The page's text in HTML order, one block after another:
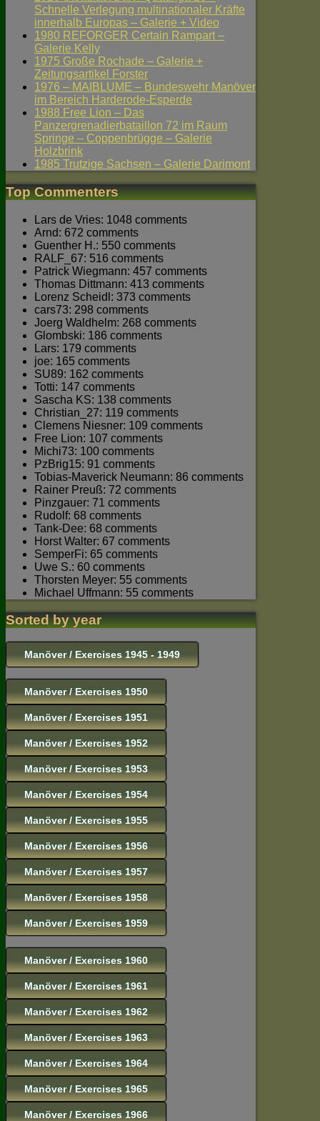
Schnelle Verlegung multinationaler Kräfte
innerhalb Europas – Galerie + Video
1980 REFORGER Certain Rampart –
Galerie Kelly
1975 Große Rochade – Galerie +
Zeitungsartikel Forster
1976 – MAIBLUME – Bundeswehr Manöver
im Bereich Harderode-Esperde
1988 Free Lion – Das
Panzergrenadierbataillon 72 im Raum
Springe – Coppenbrügge – Galerie
Holzbrink
1985 Trutzige Sachsen – Galerie Darimont
Top Commenters
Lars de Vries: 1048 comments
Arnd: 672 comments
Guenther H.: 550 comments
RALF_67: 516 comments
Patrick Wiegmann: 457 comments
Thomas Dittmann: 413 comments
Lorenz Scheidl: 373 comments
cars73: 298 comments
Joerg Waldhelm: 268 comments
Glombski: 186 comments
Lars: 179 comments
joe: 165 comments
SU89: 162 comments
Totti: 147 comments
Sascha KS: 138 comments
Christian_27: 119 comments
Clemens Niesner: 109 comments
Free Lion: 107 comments
Michi73: 100 comments
PzBrig15: 91 comments
Tobias-Maverick Neumann: 86 comments
Rainer Preuß: 72 comments
Pinzgauer: 71 comments
Rudolf: 68 comments
Tank-Dee: 68 comments
Horst Walter: 67 comments
SemperFi: 65 comments
Uwe S.: 60 comments
Thorsten Meyer: 55 comments
Michael Uffmann: 55 comments
Sorted by year
Manöver / Exercises 1945 - 1949
Manöver / Exercises 1950
Manöver / Exercises 1951
Manöver / Exercises 1952
Manöver / Exercises 1953
Manöver / Exercises 1954
Manöver / Exercises 1955
Manöver / Exercises 1956
Manöver / Exercises 1957
Manöver / Exercises 1958
Manöver / Exercises 1959
Manöver / Exercises 1960
Manöver / Exercises 1961
Manöver / Exercises 1962
Manöver / Exercises 1963
Manöver / Exercises 1964
Manöver / Exercises 1965
Manöver / Exercises 1966